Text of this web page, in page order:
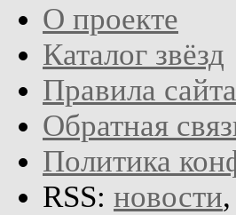
О проекте
Каталог звёзд
Правила сайта
Обратная
Политика
RSS: новости,